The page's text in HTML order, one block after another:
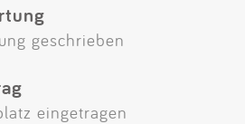
geschrieben
eingetragen